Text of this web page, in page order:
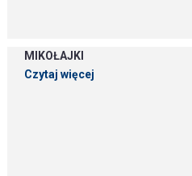
MIKOŁAJKI
Czytaj więcej